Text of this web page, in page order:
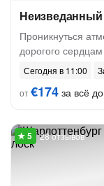
Проникнуться
дорогого
Сегодня в 11:00
от€174 за всё
28 отзывов